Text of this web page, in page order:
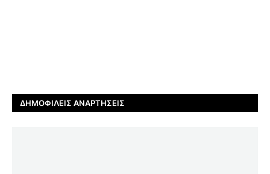
ΔΗΜΟΦΙΛΕΊΣ ΑΝΑΡΤΉΣΕΙΣ